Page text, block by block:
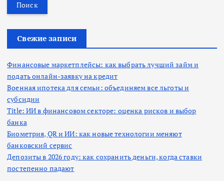
т
Свежие записи
Финансовые маркетплейсы: как выбрать лучший займ и
подать онлайн-заявку на кредит
Военная ипотека для семьи: объединяем все льготы и
субсидии
Title: ИИ в финансовом секторе: оценка рисков и выбор
банка
Биометрия, QR и ИИ: как новые технологии меняют
банковский сервис
Депозиты в 2026 году: как сохранить деньги, когда ставки
постепенно падают